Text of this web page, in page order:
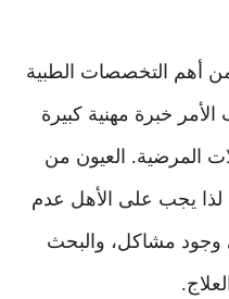
أهم التخصصات الطبية
خبرة مهنية كبيرة
المرضية. العيون من
لذا يجب على الأهل عدم
وجود مشاكل، والبحث